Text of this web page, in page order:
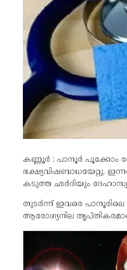
കണ്ണൂർ : പാനൂർ പൂക്കോം
ഭക്ഷ്യവിഷബാധയേറ്റു.
കടുത്ത ഛർദിയും
തുടർന്ന് ഇവരെ പാനൂരിലെ
ആരോഗ്യനില